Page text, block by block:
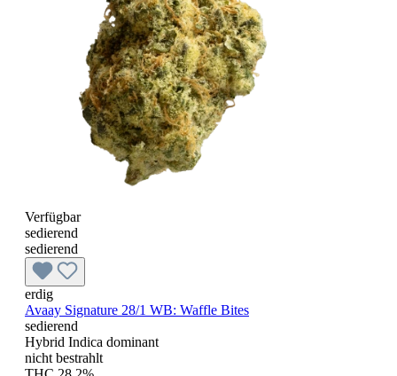
Verfügbar
sedierend
sedierend
erdig
Avaay Signature 28/1 WB: Waffle Bites
sedierend
Hybrid Indica dominant
nicht bestrahlt